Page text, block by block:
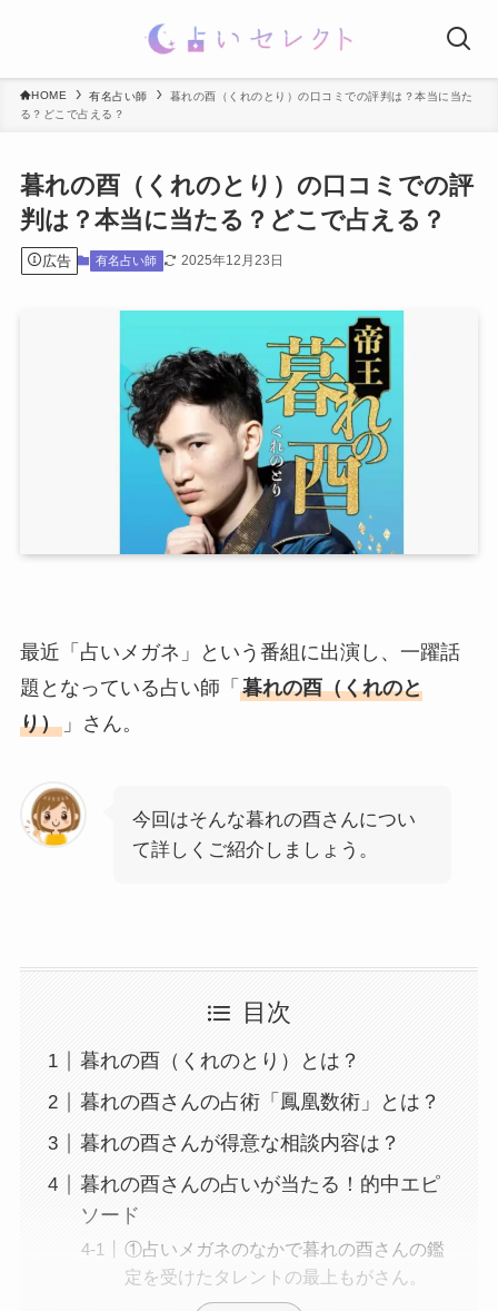
HOME 有名占い師
暮れの酉（くれのとり）の口コミでの評判は？本当に当た
る？どこで占える？
暮れの酉（くれのとり）の口コミでの評
判は？本当に当たる？どこで占える？
広告 有名占い師 2025年12月23日
最近「占いメガネ」という番組に出演し、一躍話
題となっている占い師「 暮れの酉（くれのと
り）」さん。
今回はそんな暮れの酉さんについ
て詳しくご紹介しましょう。
目次
暮れの酉（くれのとり）とは？
暮れの酉さんの占術「鳳凰数術」とは？
暮れの酉さんが得意な相談内容は？
暮れの酉さんの占いが当たる！的中エピ
ソード
①占いメガネのなかで暮れの酉さんの鑑
定を受けたタレントの最上もがさん。